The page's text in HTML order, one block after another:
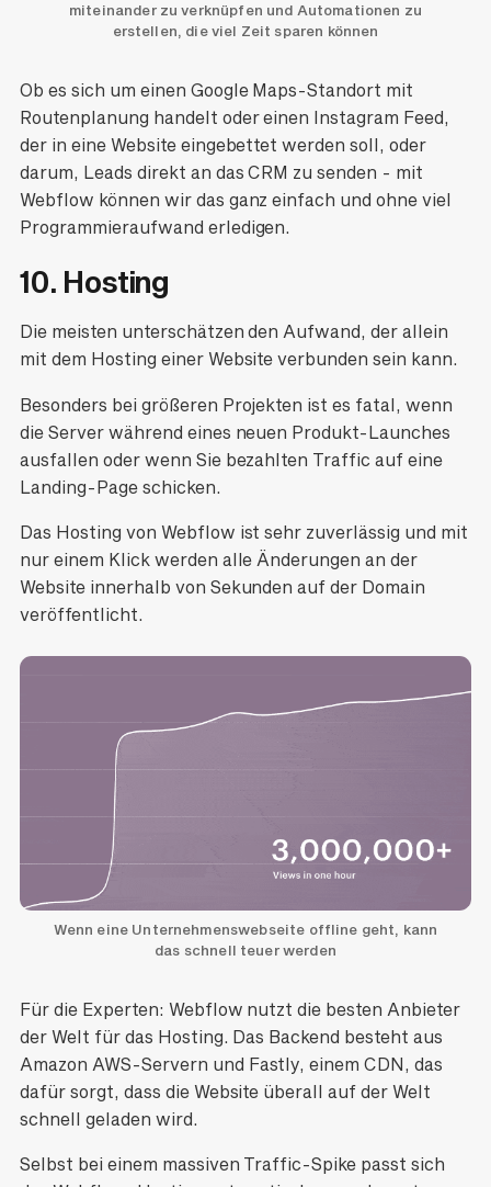
miteinander zu verknüpfen und Automationen zu
erstellen, die viel Zeit sparen können
Ob es sich um einen Google Maps-Standort mit
Routenplanung handelt oder einen Instagram Feed,
der in eine Website eingebettet werden soll, oder
darum, Leads direkt an das CRM zu senden - mit
Webflow können wir das ganz einfach und ohne viel
Programmieraufwand erledigen.
10. Hosting
Die meisten unterschätzen den Aufwand, der allein
mit dem Hosting einer Website verbunden sein kann.
Besonders bei größeren Projekten ist es fatal, wenn
die Server während eines neuen Produkt-Launches
ausfallen oder wenn Sie bezahlten Traffic auf eine
Landing-Page schicken.
Das Hosting von Webflow ist sehr zuverlässig und mit
nur einem Klick werden alle Änderungen an der
Website innerhalb von Sekunden auf der Domain
veröffentlicht.
Wenn eine Unternehmenswebseite offline geht, kann
das schnell teuer werden
Für die Experten: Webflow nutzt die besten Anbieter
der Welt für das Hosting. Das Backend besteht aus
Amazon AWS-Servern und Fastly, einem CDN, das
dafür sorgt, dass die Website überall auf der Welt
schnell geladen wird.
Selbst bei einem massiven Traffic-Spike passt sich